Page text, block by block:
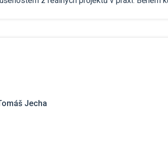
Jecha